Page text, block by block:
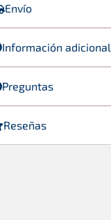
Envío
Información adicional
Preguntas
Reseñas